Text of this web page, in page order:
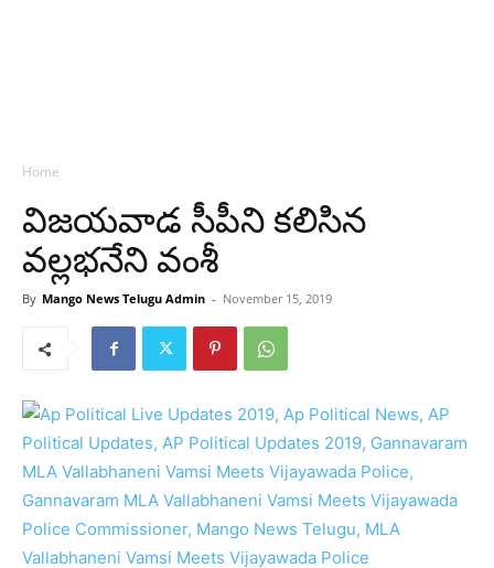
Home
విజయవాడ సీపీని కలిసిన
వల్లభనేని వంశీ
By Mango News Telugu Admin - November 15, 2019